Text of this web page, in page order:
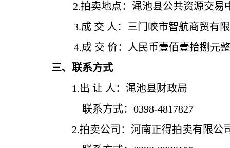
2.拍卖地点： 渑池县公共资源交易
3.成 交 人： 三门峡市智航商贸有
4.成 交 价： 人民币壹佰壹拾捌 元整
三、联系方式
1.出 让 人：渑池县财政局
联系方式： 0398-4817827
2.拍卖公司：河南正得拍卖有限